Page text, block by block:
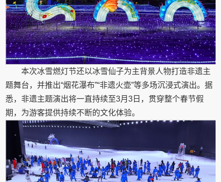
本次冰雪燃灯节还以冰雪仙子为主背景人物打造非遗主
题舞台，并推出“烟花瀑布”“非遗火壶”等多场沉浸式演出。据
悉，非遗主题演出将一直持续至3月3日，贯穿整个春节假
期，为游客提供持续不断的文化体验。